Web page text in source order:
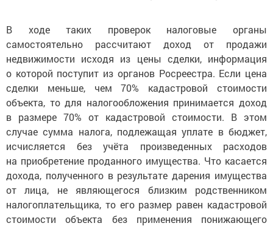
В ходе таких проверок налоговые органы
самостоятельно рассчитают доход от продажи
недвижимости исходя из цены сделки, информация
о которой поступит из органов Росреестра. Если цена
сделки меньше, чем 70% кадастровой стоимости
объекта, то для налогообложения принимается доход
в размере 70% от кадастровой стоимости. В этом
случае сумма налога, подлежащая уплате в бюджет,
исчисляется без учёта произведенных расходов
на приобретение проданного имущества. Что касается
дохода, полученного в результате дарения имущества
от лица, не являющегося близким родственником
налогоплательщика, то его размер равен кадастровой
стоимости объекта без применения понижающего